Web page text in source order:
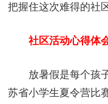
把握住这次难得的社
社区活动心得体
放暑假是每个孩子
苏省小学生夏令营比